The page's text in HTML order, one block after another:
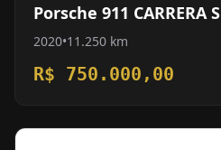
Porsche 911 CARRERA S
2020•11.250 km
R$ 750.000,00